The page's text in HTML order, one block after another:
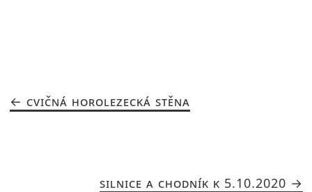
CVIČNÁ HOROLEZECKÁ STĚNA
SILNICE A CHODNÍK K 5.10.2020